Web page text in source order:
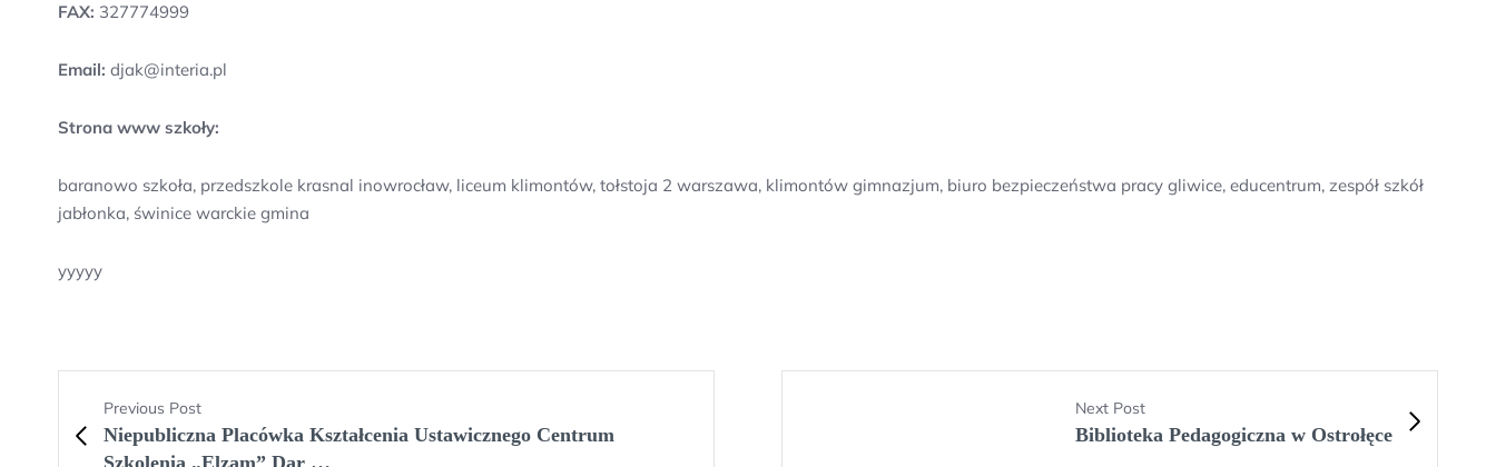
FAX: 327774999
Email: djak@interia.pl
Strona www szkoły:
baranowo szkoła, przedszkole krasnal inowrocław, liceum klimontów, tołstoja 2 warszawa, klimontów gimnazjum, biuro bezpieczeństwa pracy gliwice, educentrum, zespół szkół
jabłonka, świnice warckie gmina
yyyyy
Previous Post
Niepubliczna Placówka Kształcenia Ustawicznego Centrum
Szkolenia „Elzam” Dar …
Next Post
Biblioteka Pedagogiczna w Ostrołęce